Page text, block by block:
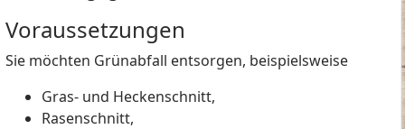
Voraussetzungen
Sie möchten Grünabfall entsorgen, beispielsweise
Gras- und Heckenschnitt,
Rasenschnitt,